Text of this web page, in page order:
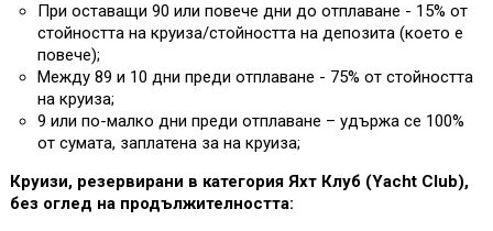
При оставащи 90 или повече дни до отплаване - 15% от
стойността на круиза/стойността на депозита (което е
повече);
Между 89 и 10 дни преди отплаване - 75% от стойността
на круиза;
9 или по-малко дни преди отплаване – удържа се 100%
от сумата, заплатена за на круиза;
Круизи, резервирани в категория Яхт Клуб (Yacht Club),
без оглед на продължителността: